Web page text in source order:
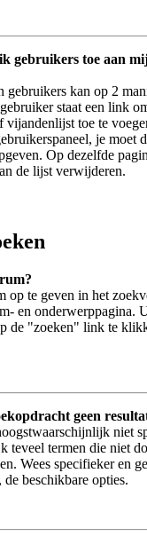
gebruikers toe aan
gebruikers kan op 2
staat een link
vijandenlijst toe te
je moet
Op dezelfde
de lijst verwijderen.
op te geven in het
en onderwerppagina.
de "zoeken" link te
geen
niet
teveel termen die niet
Wees specifieker en
beschikbare opties.